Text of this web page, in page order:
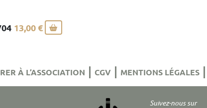
13,00 €
À L’ASSOCIATION CGV MENTIONS LÉGALES
Suivez-nous sur